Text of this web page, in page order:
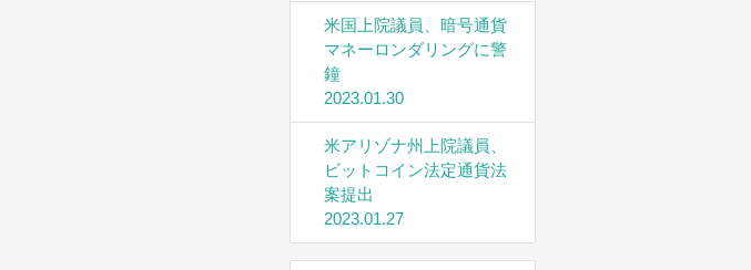
米国上院議員、暗号通貨
マネーロンダリングに警
鐘
2023.01.30
米アリゾナ州上院議員、
ビットコイン法定通貨法
案提出
2023.01.27